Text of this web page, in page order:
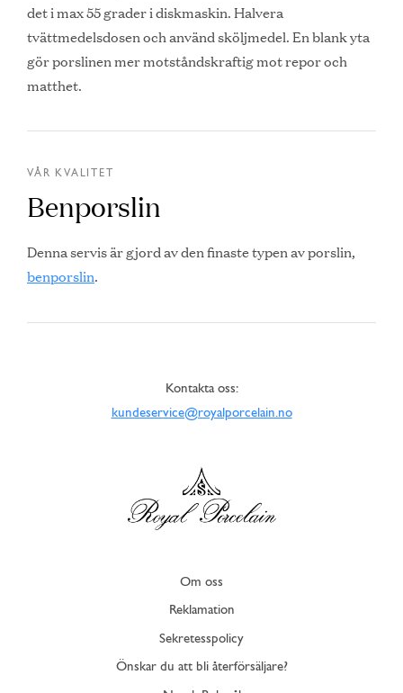
det i max 55 grader i diskmaskin. Halvera
tvättmedelsdosen och använd sköljmedel. En blank yta
gör porslinen mer motståndskraftig mot repor och
matthet.
VÅR KVALITET
Benporslin
Denna servis är gjord av den finaste typen av porslin,
benporslin.
Kontakta oss:
kundeservice@royalporcelain.no
Om oss
Reklamation
Sekretesspolicy
Önskar du att bli återförsäljare?